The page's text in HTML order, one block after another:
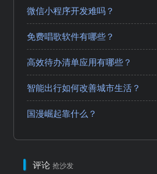
微信小程序开发难吗？
免费唱歌软件有哪些？
高效待办清单应用有哪些？
智能出行如何改善城市生活？
国漫崛起靠什么？
评论 抢沙发